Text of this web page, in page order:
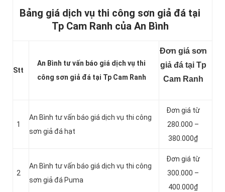
Bảng giá dịch vụ thi công sơn giả đá tại
Tp Cam Ranh của An Bình
Stt
An Bình tư vấn báo giá dịch vụ thi
công sơn giả đá tại Tp Cam Ranh
Đơn giá sơn
giả đá tại Tp
Cam Ranh
1
An Bình tư vấn báo giá dịch vụ thi công
sơn giả đá hạt
Đơn giá từ
280.000 –
380.000₫
2
An Bình tư vấn báo giá dịch vụ thi công
sơn giả đá Puma
Đơn giá từ
300.000 –
400.000₫